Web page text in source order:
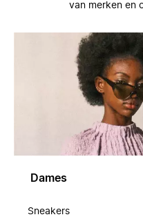
van merken en
Dames
Sneakers